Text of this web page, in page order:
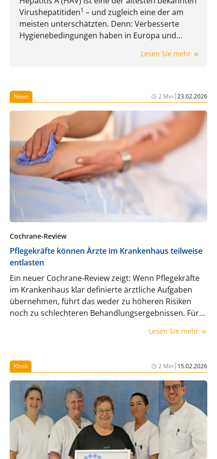
Virushepatitiden1 – und zugleich eine der am
meisten unterschätzten. Denn: Verbesserte
Hygienebedingungen haben in Europa und
Rückgang der Erkrankungen geführt, gleichzeitig
Reisen in Endemiegebiete oder beim Konsum
kontaminierter Lebensmittel weiterhin ein
relevantes Infektionsrisiko.
Lesen Sie mehr
News 2 Min|23.02.2026
Cochrane-Review
Pflegekräfte können Ärzte im Krankenhaus teilweise
entlasten
Ein neuer Cochrane‑Review zeigt: Wenn Pflegekräfte
im Krankenhaus klar definierte ärztliche Aufgaben
übernehmen, führt das weder zu höheren Risiken
noch zu schlechteren Behandlungsergebnissen. Für
Unterschied, ob bestimmte Leistungen von Ärzten
werden.
Lesen Sie mehr
Klinik 2 Min| 15.02.2026